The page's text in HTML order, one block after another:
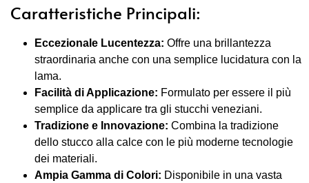
Caratteristiche Principali:
Eccezionale Lucentezza: Offre una brillantezza
straordinaria anche con una semplice lucidatura con la
lama.
Facilità di Applicazione: Formulato per essere il più
semplice da applicare tra gli stucchi veneziani.
Tradizione e Innovazione: Combina la tradizione
dello stucco alla calce con le più moderne tecnologie
dei materiali.
Ampia Gamma di Colori: Disponibile in una vasta